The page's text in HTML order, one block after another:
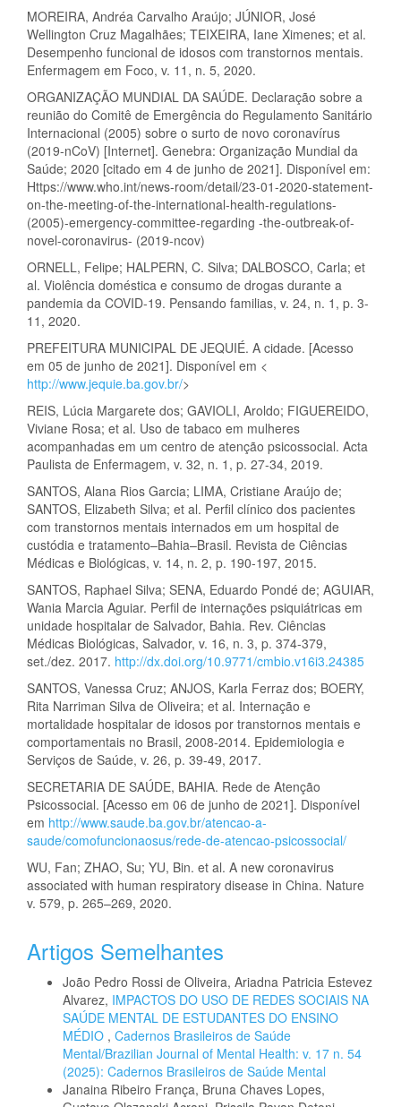
MOREIRA, Andréa Carvalho Araújo; JÚNIOR, José
Wellington Cruz Magalhães; TEIXEIRA, Iane Ximenes; et al.
Desempenho funcional de idosos com transtornos mentais.
Enfermagem em Foco, v. 11, n. 5, 2020.
ORGANIZAÇÃO MUNDIAL DA SAÚDE. Declaração sobre a
reunião do Comitê de Emergência do Regulamento Sanitário
Internacional (2005) sobre o surto de novo coronavírus
(2019-nCoV) [Internet]. Genebra: Organização Mundial da
Saúde; 2020 [citado em 4 de junho de 2021]. Disponível em:
Https://www.who.int/news-room/detail/23-01-2020-statement-
on-the-meeting-of-the-international-health-regulations-
(2005)-emergency-committee-regarding -the-outbreak-of-
novel-coronavirus- (2019-ncov)
ORNELL, Felipe; HALPERN, C. Silva; DALBOSCO, Carla; et
al. Violência doméstica e consumo de drogas durante a
pandemia da COVID-19. Pensando familias, v. 24, n. 1, p. 3-
11, 2020.
PREFEITURA MUNICIPAL DE JEQUIÉ. A cidade. [Acesso
em 05 de junho de 2021]. Disponível em <
http://www.jequie.ba.gov.br/>
REIS, Lúcia Margarete dos; GAVIOLI, Aroldo; FIGUEREIDO,
Viviane Rosa; et al. Uso de tabaco em mulheres
acompanhadas em um centro de atenção psicossocial. Acta
Paulista de Enfermagem, v. 32, n. 1, p. 27-34, 2019.
SANTOS, Alana Rios Garcia; LIMA, Cristiane Araújo de;
SANTOS, Elizabeth Silva; et al. Perfil clínico dos pacientes
com transtornos mentais internados em um hospital de
custódia e tratamento–Bahia–Brasil. Revista de Ciências
Médicas e Biológicas, v. 14, n. 2, p. 190-197, 2015.
SANTOS, Raphael Silva; SENA, Eduardo Pondé de; AGUIAR,
Wania Marcia Aguiar. Perfil de internações psiquiátricas em
unidade hospitalar de Salvador, Bahia. Rev. Ciências
Médicas Biológicas, Salvador, v. 16, n. 3, p. 374-379,
set./dez. 2017. http://dx.doi.org/10.9771/cmbio.v16i3.24385
SANTOS, Vanessa Cruz; ANJOS, Karla Ferraz dos; BOERY,
Rita Narriman Silva de Oliveira; et al. Internação e
mortalidade hospitalar de idosos por transtornos mentais e
comportamentais no Brasil, 2008-2014. Epidemiologia e
Serviços de Saúde, v. 26, p. 39-49, 2017.
SECRETARIA DE SAÚDE, BAHIA. Rede de Atenção
Psicossocial. [Acesso em 06 de junho de 2021]. Disponível
em http://www.saude.ba.gov.br/atencao-a-
saude/comofuncionaosus/rede-de-atencao-psicossocial/
WU, Fan; ZHAO, Su; YU, Bin. et al. A new coronavirus
associated with human respiratory disease in China. Nature
v. 579, p. 265–269, 2020.
Artigos Semelhantes
João Pedro Rossi de Oliveira, Ariadna Patricia Estevez
Alvarez, IMPACTOS DO USO DE REDES SOCIAIS NA
SAÚDE MENTAL DE ESTUDANTES DO ENSINO
MÉDIO , Cadernos Brasileiros de Saúde
Mental/Brazilian Journal of Mental Health: v. 17 n. 54
(2025): Cadernos Brasileiros de Saúde Mental
Janaina Ribeiro França, Bruna Chaves Lopes,